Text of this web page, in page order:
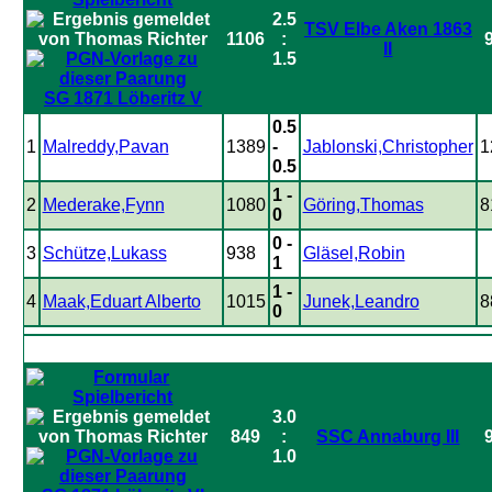
SG 1871 Löberitz V
1106
2.5
:
1.5
TSV Elbe Aken 1863
1 Malreddy,Pavan 1389
0.5
-
0.5
Jablonski,Christopher
2 Mederake,Fynn 1080
1 -
0
Göring,Thomas
3 Schütze,Lukass 938
0 -
1
Gläsel,Robin
4 Maak,Eduart Alberto 1015
1 -
0
Junek,Leandro
849
3.0
:
1.0
SSC Annaburg III